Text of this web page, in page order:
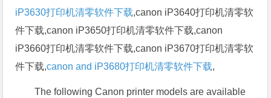
iP3630打印机清零软件下载,canon iP3640打印机清零软
件下载,canon iP3650打印机清零软件下载,canon
iP3660打印机清零软件下载,canon iP3670打印机清零软
件下载,canon and iP3680打印机清零软件下载,
The following Canon printer models are available